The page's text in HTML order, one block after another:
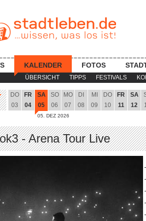
ÜBERSICHT TIPPS FESTIVALS
KALENDER FOTOS
DO
03
FR
04
SA
05
05. DEZ 2026
SO
06
MO
07
DI
08
MI
09
DO
10
FR
11
SA
12
- Arena Tour Live